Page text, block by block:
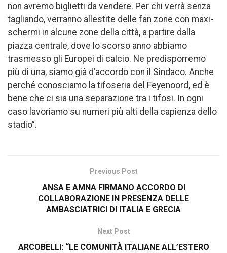
non avremo biglietti da vendere. Per chi verrà senza
tagliando, verranno allestite delle fan zone con maxi-
schermi in alcune zone della città, a partire dalla
piazza centrale, dove lo scorso anno abbiamo
trasmesso gli Europei di calcio. Ne predisporremo
più di una, siamo già d’accordo con il Sindaco. Anche
perché conosciamo la tifoseria del Feyenoord, ed è
bene che ci sia una separazione tra i tifosi. In ogni
caso lavoriamo su numeri più alti della capienza dello
stadio”.
Previous Post
ANSA E AMNA FIRMANO ACCORDO DI
COLLABORAZIONE IN PRESENZA DELLE
AMBASCIATRICI DI ITALIA E GRECIA
Next Post
ARCOBELLI: “LE COMUNITÀ ITALIANE ALL’ESTERO